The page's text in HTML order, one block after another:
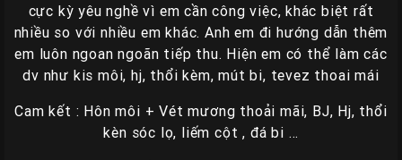
cực kỳ yêu nghề vì em cần công việc, khác biệt rất
nhiều so với nhiều em khác. Anh em đi hướng dẫn thêm
em luôn ngoan ngoãn tiếp thu. Hiện em có thể làm các
dv như kis môi, hj, thổi kèm, mút bi, tevez thoai mái
Cam kết : Hôn môi + Vét mương thoải mãi, BJ, Hj, thổi
kèn sóc lọ, liếm cột , đá bi …